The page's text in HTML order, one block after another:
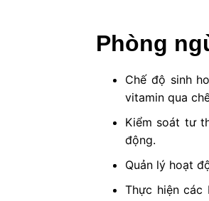
Phòng
Chế độ sinh
vitamin qua
Kiểm soát tư
động.
Quản lý hoạt
Thực hiện các